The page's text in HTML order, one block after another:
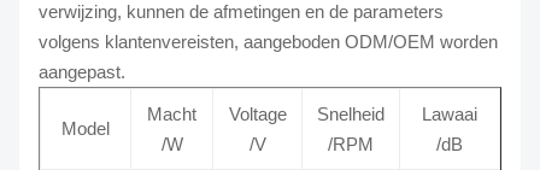
verwijzing, kunnen de afmetingen en de parameters
volgens klantenvereisten, aangeboden ODM/OEM worden
aangepast.
Model
Macht
/W
Voltage
/V
Snelheid
/RPM
Lawaai
/dB